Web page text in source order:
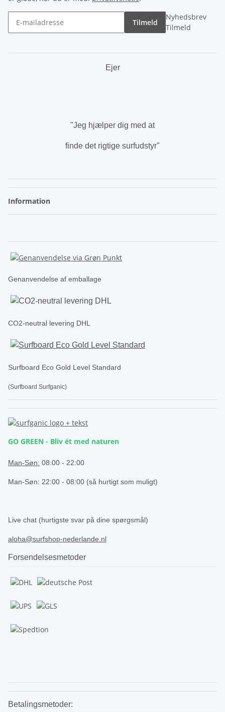
Tilmeld
Nyhedsbrev
Tilmeld
Ejer
"Jeg hjælper dig med at
finde det rigtige surfudstyr"
Information
Genanvendelse af emballage
CO2-neutral levering DHL
Surfboard Eco Gold Level Standard
(Surfboard Surfganic)
GO GREEN - Bliv ét med naturen
Man-Søn: 08:00 - 22:00
Man-Søn: 22:00 - 08:00 (så hurtigt som muligt)
Live chat (hurtigste svar på dine spørgsmål)
aloha@surfshop-nederlande.nl
Forsendelsesmetoder
Betalingsmetoder: